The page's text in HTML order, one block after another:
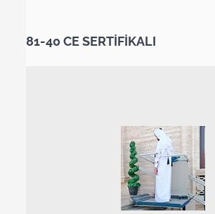
81-40 CE SERTİFİKALI